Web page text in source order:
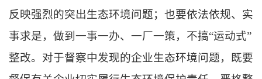
反映强烈的突出生态环境问题；也要依法依规、实
事求是，做到一事一办、一厂一策，不搞“运动式”
整改。对于督察中发现的企业生态环境问题，既要